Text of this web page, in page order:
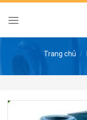
Skip
Trang chủ /